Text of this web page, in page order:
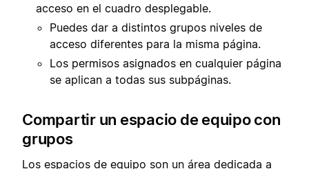
acceso en el cuadro desplegable.
Puedes dar a distintos grupos niveles de
acceso diferentes para la misma página.
Los permisos asignados en cualquier página
se aplican a todas sus subpáginas.
Compartir un espacio de equipo con
grupos
Los espacios de equipo son un área dedicada a